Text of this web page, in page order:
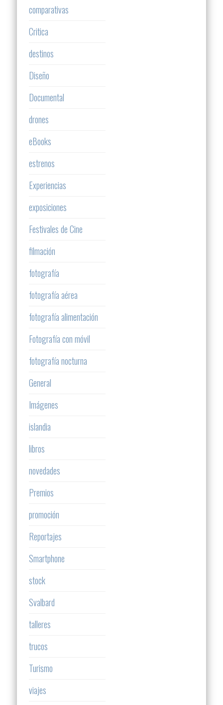
comparativas
Critica
destinos
Diseño
Documental
drones
eBooks
estrenos
Experiencias
exposiciones
Festivales de Cine
filmación
fotografía
fotografía aérea
fotografía alimentación
Fotografía con móvil
fotografía nocturna
General
Imágenes
islandia
libros
novedades
Premios
promoción
Reportajes
Smartphone
stock
Svalbard
talleres
trucos
Turismo
viajes